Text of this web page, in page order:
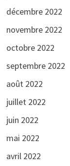
décembre 2022
novembre 2022
octobre 2022
septembre 2022
août 2022
juillet 2022
juin 2022
mai 2022
avril 2022